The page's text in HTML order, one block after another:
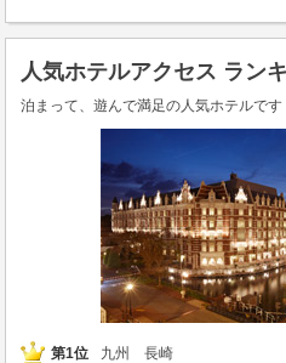
人気ホテルアクセス ラン
泊まって、遊んで満足の人気ホテルです
第1位 九州 長崎